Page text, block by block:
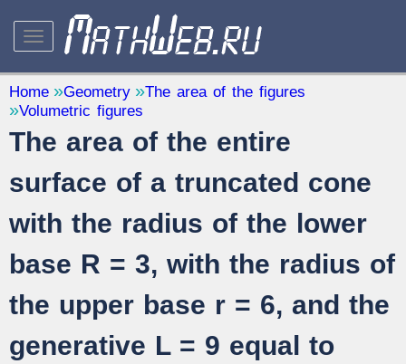
STUDY AND SCIENCE — 32
Mathematics — 31
Other — 1
QUANTITY CONVERTERS — 2
Home Geometry
The area of the figures
Volumetric figures
The area of the entire
surface of a truncated cone
with the radius of the lower
base R = 3, with the radius of
the upper base r = 6, and the
generative L = 9 equal to